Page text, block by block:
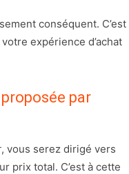
conséquent. C’est
expérience d’achat
par
, vous serez dirigé vers
prix total. C’est à cette